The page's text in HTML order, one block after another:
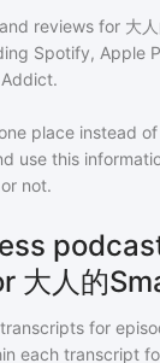
reviews for 大
Spotify, Apple
place instead
use this
not.
大人的
for
each transcript